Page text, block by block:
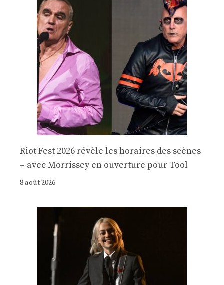
Riot Fest 2026 révèle les horaires des scènes
– avec Morrissey en ouverture pour Tool
8 août 2026